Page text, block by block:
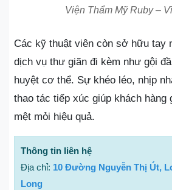
Viện Thẩm Mỹ Ruby –
Các kỹ thuật viên còn sở hữu tay
dịch vụ thư giãn đi kèm như gội
huyệt cơ thể. Sự khéo léo, nhịp
thao tác tiếp xúc giúp khách hàng
mệt mỏi hiệu quả.
Thông tin liên hệ
Địa chỉ: 10 Đường Nguyễn Thị Út,
Long